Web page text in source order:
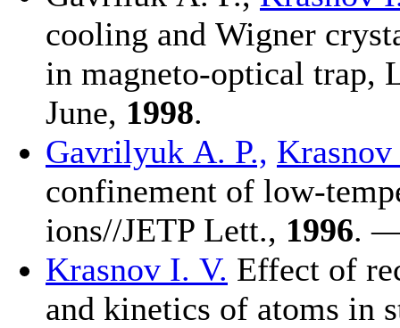
cooling and Wigner
in magneto-optical trap,
June, 1998.
Gavrilyuk A. P.,
confinement of low-
ions//JETP Lett., 1996.
Krasnov I. V. Effect of
and kinetics of atoms in